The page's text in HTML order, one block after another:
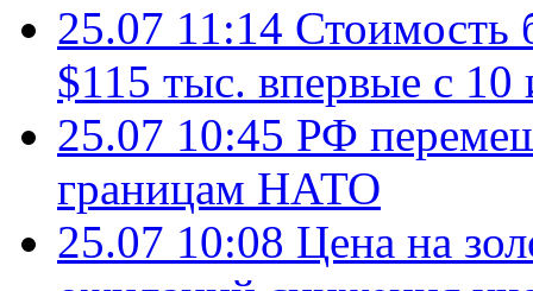
25.07 11:14 Стоимость
$115 тыс. впервые с 10
25.07 10:45 РФ
границам НАТО
25.07 10:08 Цена на